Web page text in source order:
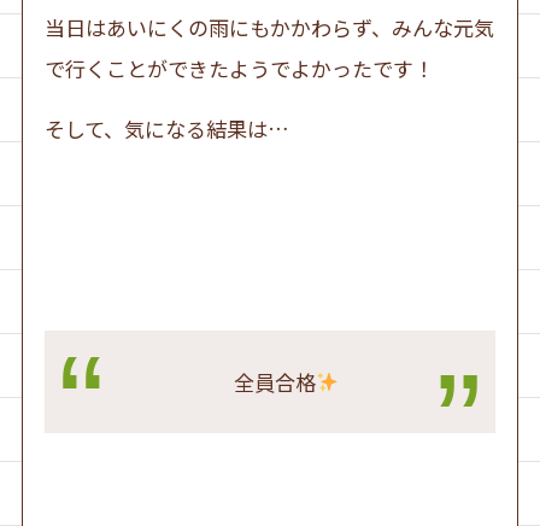
当日はあいにくの雨にもかかわらず、みんな元気
で行くことができたようでよかったです！
そして、気になる結果は…
全員合格